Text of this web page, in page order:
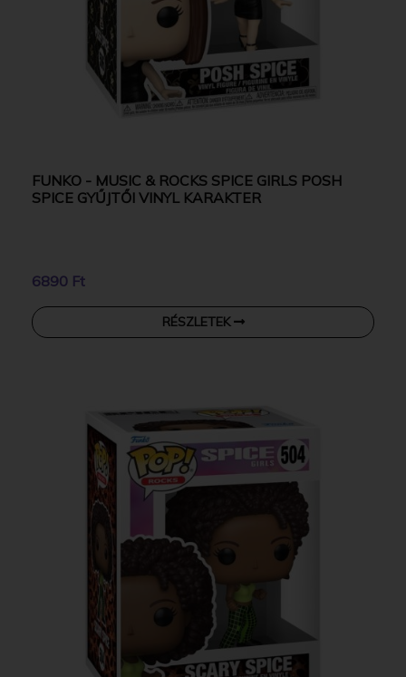
FUNKO - MUSIC & ROCKS SPICE GIRLS POSH
SPICE GYŰJTŐI VINYL KARAKTER
6890 Ft
RÉSZLETEK